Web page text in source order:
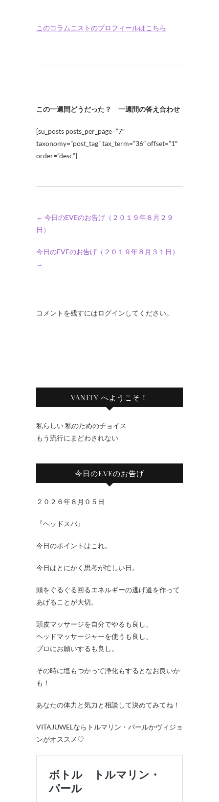
このコラムニストのプロフィールはこちら
この一週間どうだった？ 一週間の答え合わせ
[su_posts posts_per_page=”7″
taxonomy=”post_tag” tax_term=”36″ offset=”1″
order=”desc”]
← 今日のEVEのお告げ（２０１９年８月２９
日）
今日のEVEのお告げ（２０１９年８月３１日）
→
コメントを残すにはログインしてください。
VANITY へようこそ！
私らしい 私のためのチョイス
もう流行にまどわされない
今日のEVEのお告げ
２０２６年８月０５日
『ヘッドスパ』
今日のポイントはこれ。
今日はとにかく思考が忙しい日。
頭をぐるぐる回るエネルギーの逃げ道を作って
あげることが大切。
頭皮マッサージを自分でやるも良し、
ヘッドマッサージャーを使うも良し、
プロにお願いするも良し。
その時に塩もつかって浄化もするとなお良いか
も！
あなたの体力と気力と相談して決めてみてね！
VITAJUWELならトルマリン・パールかヴィジョ
ンがオススメ♡